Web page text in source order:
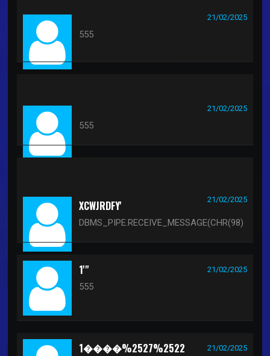
21/02/2025
555
21/02/2025
555
XCWJRDFY' 21/02/2025
DBMS_PIPE.RECEIVE_MESSAGE(CHR(98)
1'" 21/02/2025
555
1����%2527%2522 21/02/2025